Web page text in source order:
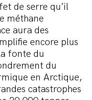
de serre qu’il
méthane
aura des
encore plus
fonte du
du
en Arctique,
catastrophes